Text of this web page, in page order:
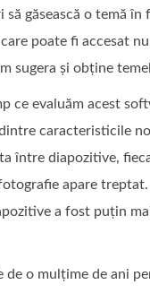
găsească o temă
poate fi accesat
sugera și obține
ce evaluăm acest
caracteristicile
între diapozitive,
apare
a fost puțin
o mulțime de ani